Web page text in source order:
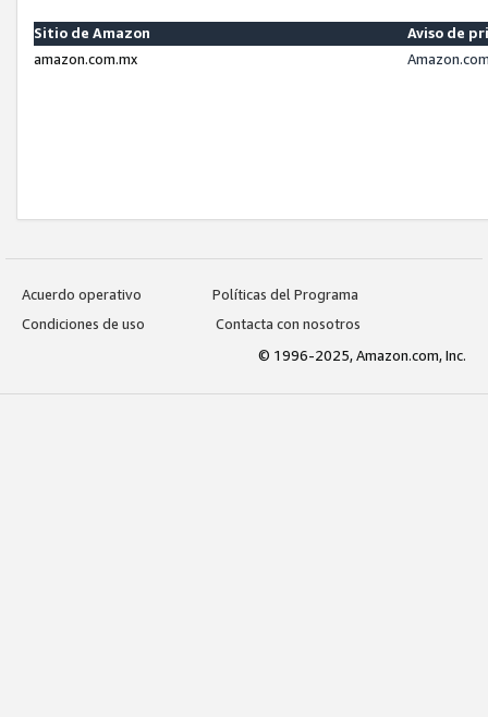
Sitio de Amazon
Aviso de
amazon.com.mx
Acuerdo operativo
Políticas del Programa
Condiciones de uso
Contacta con nosotros
© 1996-2025, Amazon.com, Inc.